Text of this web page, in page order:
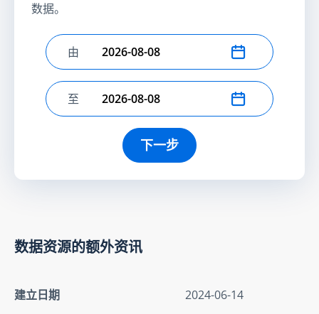
数据。
选择开始日期
由
选择结束日期
至
下一步
数据资源的额外资讯
建立日期
2024-06-14